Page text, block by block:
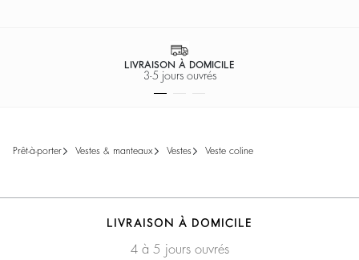
LIVRAISON À DOMICILE
3-5 jours ouvrés
prêt-à-porter vestes & manteaux vestes veste coline
LIVRAISON À DOMICILE
4 à 5 jours ouvrés